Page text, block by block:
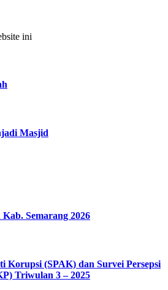
ini
Masjid
Semarang 2026
Korupsi (SPAK) dan Survei Persepsi
Triwulan 3 – 2025